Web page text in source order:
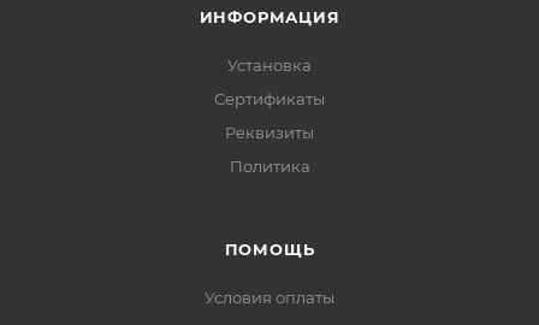
ИНФОРМАЦИЯ
Установка
Сертификаты
Реквизиты
Политика
ПОМОЩЬ
Условия оплаты